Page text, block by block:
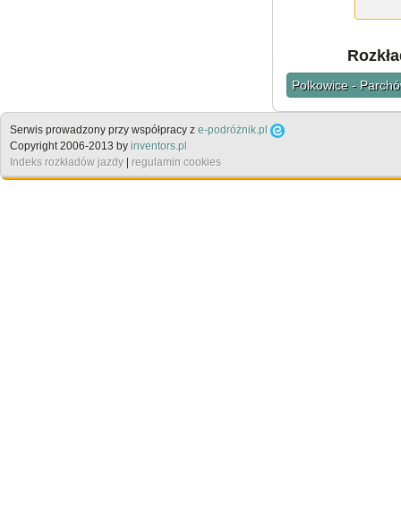
Polkowice -
Serwis prowadzony przy współpracy z e-podróżnik.pl
Copyright 2006-2013 by inventors.pl
Indeks rozkładów jazdy | regulamin cookies